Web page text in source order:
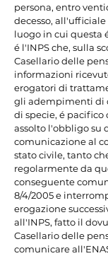
persona, entro
decesso,
luogo in cui questa
é l'INPS che, sulla
Casellario delle
informazioni
erogatori di
gli adempimenti di
di specie, é
assolto l'obbligo su
comunicazione al
stato civile, tanto
regolarmente da
conseguente
8/4/2005 e
erogazione
all'INPS, fatto il
Casellario delle
comunicare